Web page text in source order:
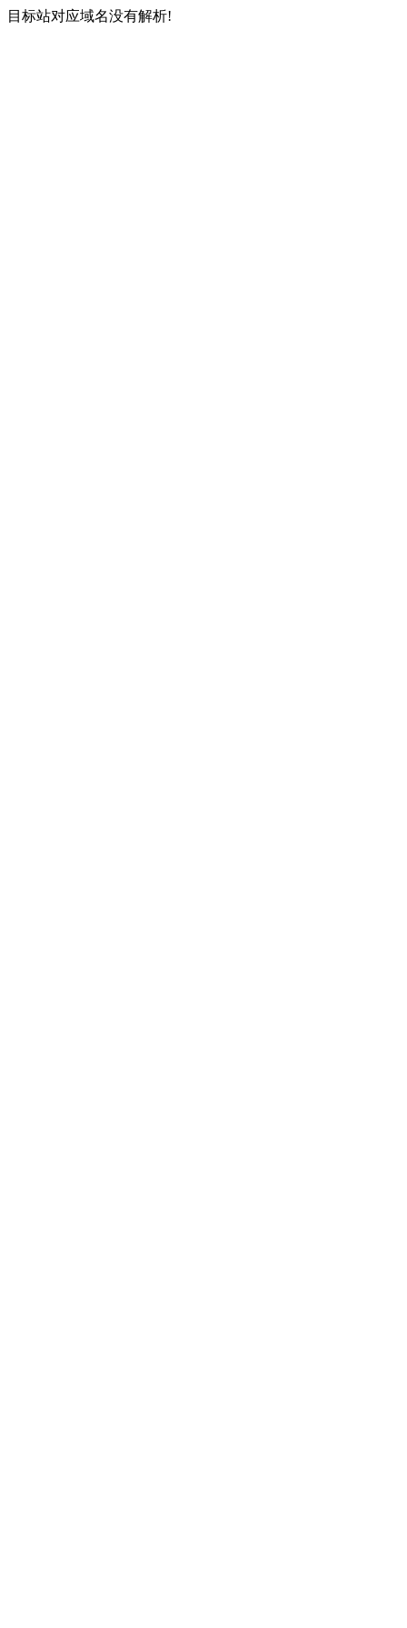
目标站对应域名没有解析!